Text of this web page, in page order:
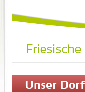
Unser Dorf